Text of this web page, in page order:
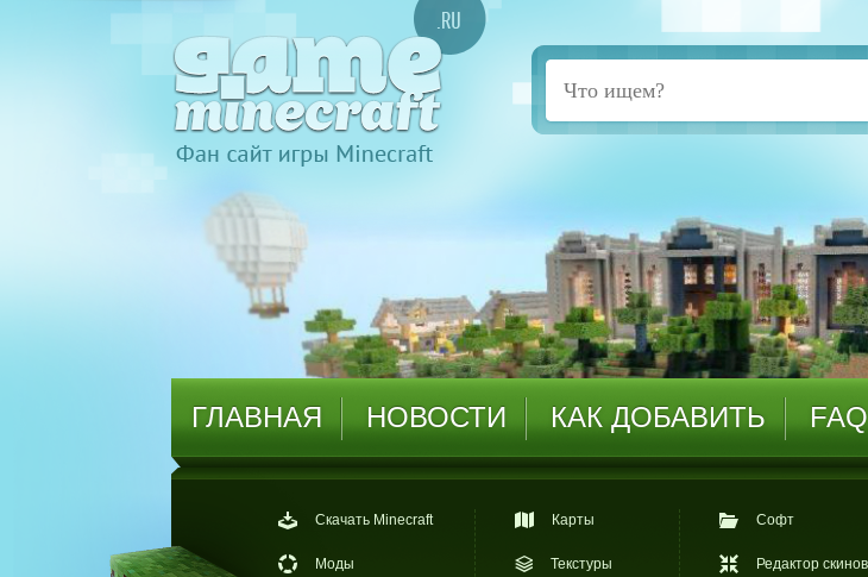
ГЛАВНАЯ НОВОСТИ КАК ДОБАВИТЬ FAQ
Скачать Minecraft
Моды
Карты
Текстуры
Софт
Редактор скинов